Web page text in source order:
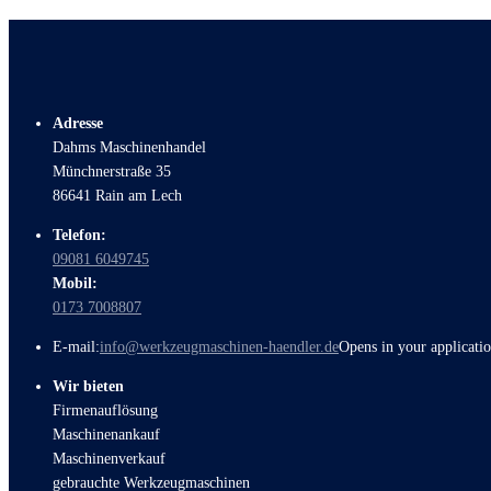
Adresse
Dahms Maschinenhandel
Münchnerstraße 35
86641 Rain am Lech
Telefon:
09081 6049745
Mobil:
0173 7008807
E-mail:info@werkzeugmaschinen-haendler.deOpens in your
Wir bieten
Firmenauflösung
Maschinenankauf
Maschinenverkauf
gebrauchte Werkzeugmaschinen